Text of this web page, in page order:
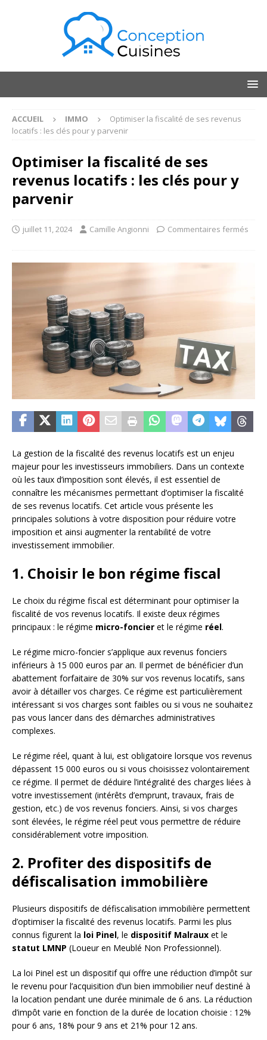
ACCUEIL IMMO
Optimiser la fiscalité de ses revenus
locatifs : les clés pour y parvenir
Optimiser la fiscalité de ses
revenus locatifs : les clés pour y
parvenir
juillet 11, 2024 Camille Angionni Commentaires fermés
La gestion de la fiscalité des revenus locatifs est un enjeu
majeur pour les investisseurs immobiliers. Dans un contexte
où les taux d’imposition sont élevés, il est essentiel de
connaître les mécanismes permettant d’optimiser la fiscalité
de ses revenus locatifs. Cet article vous présente les
principales solutions à votre disposition pour réduire votre
imposition et ainsi augmenter la rentabilité de votre
investissement immobilier.
1. Choisir le bon régime fiscal
Le choix du régime fiscal est déterminant pour optimiser la
fiscalité de vos revenus locatifs. Il existe deux régimes
principaux : le régime micro-foncier et le régime réel.
Le régime micro-foncier s’applique aux revenus fonciers
inférieurs à 15 000 euros par an. Il permet de bénéficier d’un
abattement forfaitaire de 30% sur vos revenus locatifs, sans
avoir à détailler vos charges. Ce régime est particulièrement
intéressant si vos charges sont faibles ou si vous ne souhaitez
pas vous lancer dans des démarches administratives
complexes.
Le régime réel, quant à lui, est obligatoire lorsque vos revenus
dépassent 15 000 euros ou si vous choisissez volontairement
ce régime. Il permet de déduire l’intégralité des charges liées à
votre investissement (intérêts d’emprunt, travaux, frais de
gestion, etc.) de vos revenus fonciers. Ainsi, si vos charges
sont élevées, le régime réel peut vous permettre de réduire
considérablement votre imposition.
2. Profiter des dispositifs de
défiscalisation immobilière
Plusieurs dispositifs de défiscalisation immobilière permettent
d’optimiser la fiscalité des revenus locatifs. Parmi les plus
connus figurent la loi Pinel, le dispositif Malraux et le
statut LMNP (Loueur en Meublé Non Professionnel).
La loi Pinel est un dispositif qui offre une réduction d’impôt sur
le revenu pour l’acquisition d’un bien immobilier neuf destiné à
la location pendant une durée minimale de 6 ans. La réduction
d’impôt varie en fonction de la durée de location choisie : 12%
pour 6 ans, 18% pour 9 ans et 21% pour 12 ans.